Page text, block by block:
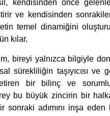
kendisinden önce
ve kendisinden
temel dinamiğini
kılar.
bireyi yalnızca bilgiyle
sürekliliğin taşıyıcısı ve
bir bilinç ve
bu büyük zincirin bir
adımını inşa eden